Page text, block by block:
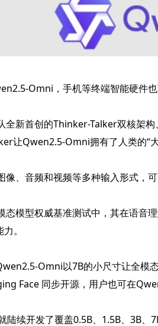
Omni，手机等终端智能硬件也
首创的Thinker-Talker双核架构
Qwen2.5-Omni拥有了人类的“
音频和视频等多种输入形式，可
型权威基准测试中，其在语音
。
Omni以7B的小尺寸让全模
Face 同步开源，用户也可在
开发了覆盖0.5B、1.5B、3B、